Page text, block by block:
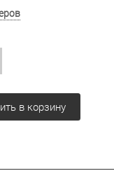
в корзину